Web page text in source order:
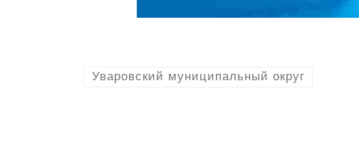
Уваровский муниципальный округ